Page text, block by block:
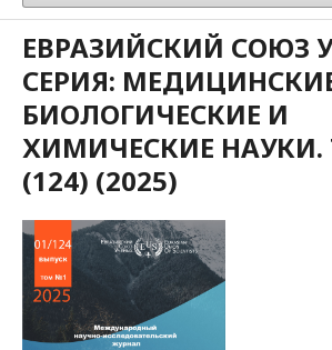
ЕВРАЗИЙСКИЙ СОЮЗ
СЕРИЯ:
БИОЛОГИЧЕСКИЕ И
ХИМИЧЕСКИЕ НАУКИ.
(124) (2025)